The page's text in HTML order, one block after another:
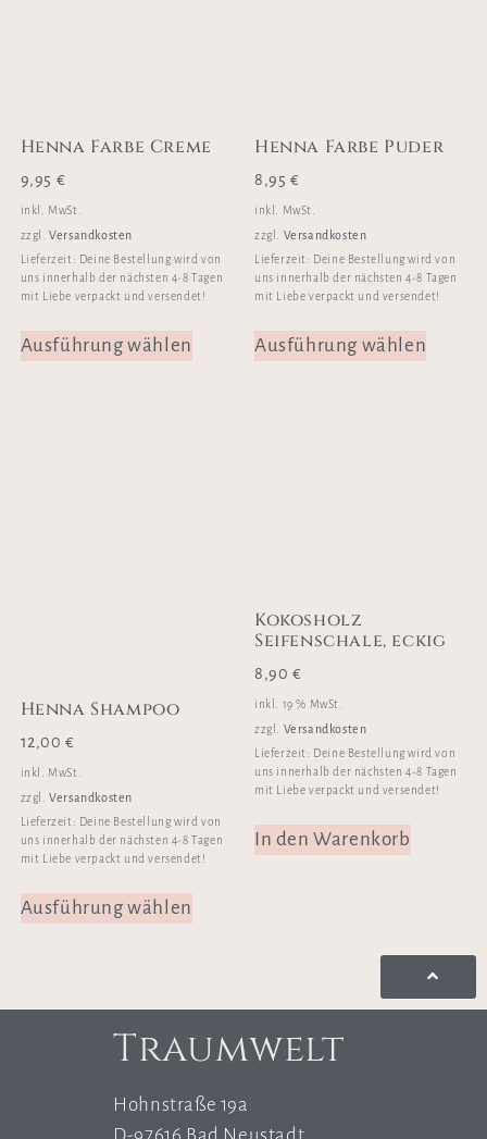
Henna Farbe Creme
9,95 €
inkl. MwSt.
zzgl.Versandkosten
Lieferzeit: Deine Bestellung wird von
uns innerhalb der nächsten 4-8 Tagen
mit Liebe verpackt und versendet!
Ausführung wählen
Henna Farbe Puder
8,95 €
inkl. MwSt.
zzgl. Versandkosten
Lieferzeit: Deine Bestellung wird von
uns innerhalb der nächsten 4-8 Tagen
mit Liebe verpackt und versendet!
Ausführung wählen
Henna Shampoo
12,00€
inkl. MwSt.
zzgl.Versandkosten
Lieferzeit: Deine Bestellung wird von
uns innerhalb der nächsten 4-8 Tagen
mit Liebe verpackt und versendet!
Ausführung wählen
Kokosholz
Seifenschale, eckig
8,90 €
inkl. 19 % MwSt.
zzgl. Versandkosten
Lieferzeit: Deine Bestellung wird von
uns innerhalb der nächsten 4-8 Tagen
mit Liebe verpackt und versendet!
In den Warenkorb
Traumwelt
Hohnstraße 19a
D-97616 Bad Neustadt